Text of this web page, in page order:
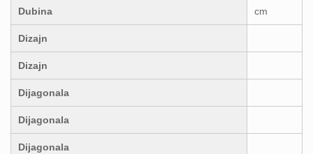
Dubina cm
Dizajn
Dizajn
Dijagonala
Dijagonala
Dijagonala